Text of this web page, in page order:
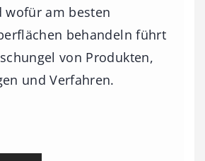
wofür am besten
behandeln führt
von Produkten,
und Verfahren.